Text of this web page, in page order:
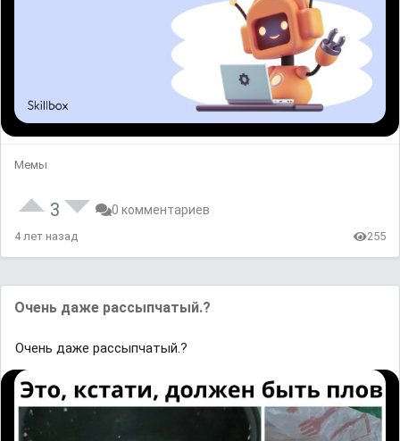
Мемы
3 0 комментариев
4 лет назад 255
Очень даже рассыпчатый.?
Очень даже рассыпчатый.?